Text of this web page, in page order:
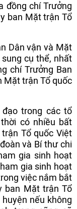
đồng chí Trưởng
ban Mặt trận Tổ
Dân vận và Mặt
cụ thể, nhất
chí Trưởng Ban
Mặt trận Tổ quốc
trong các tổ
có nhiều bất
Tổ quốc Việt
và Bí thư chi
gia sinh hoạt
gia sinh hoạt
việc nắm bắt
ban Mặt trận Tổ
nếu không